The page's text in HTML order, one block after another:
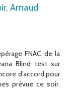
Arnaud
FNAC de la
Blind test sur
d’accord pour
prévue ce soir.